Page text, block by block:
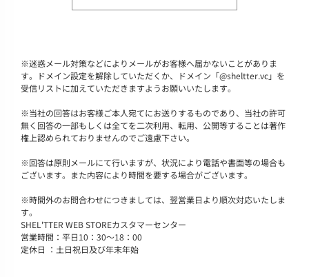
※迷惑メール対策などによりメールがお客様へ届かないことがありま
す。ドメイン設定を解除していただくか、ドメイン「@sheltter.vc」を
受信リストに加えていただきますようお願いいたします。
※当社の回答はお客様ご本人宛てにお送りするものであり、当社の許可
無く回答の一部もしくは全てを二次利用、転用、公開等することは著作
権上認められておりませんのでご遠慮下さい。
※回答は原則メールにて行いますが、状況により電話や書面等の場合も
ございます。また内容により時間を要する場合がございます。
※時間外のお問合わせにつきましては、翌営業日より順次対応いたしま
す。
SHEL'TTER WEB STOREカスタマーセンター
営業時間：平日10：30～18：00
定休日 ：土日祝日及び年末年始